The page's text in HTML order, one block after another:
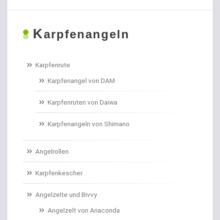
Boilies
Brandungs- / Weitwurfrollen
Brandungsbleie
Brothaken gebunden
Karpfenangeln
Karpfenrute
Karpfenangel von DAM
Karpfenruten von Daiwa
Karpfenangeln von Shimano
Angelrollen
Karpfenkescher
Angelzelte und Bivvy
Angelzelt von Anaconda